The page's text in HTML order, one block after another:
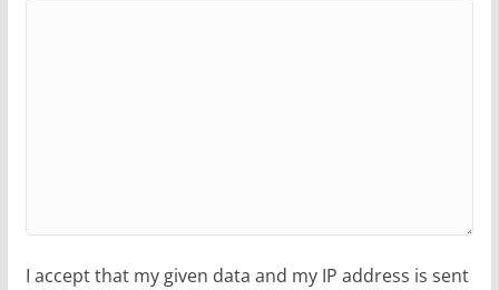
I accept that my given data and my IP address is sent